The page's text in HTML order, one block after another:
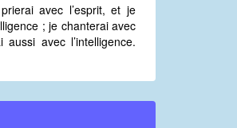
avec l’esprit, et je
; je chanterai avec
aussi avec l’intelligence.